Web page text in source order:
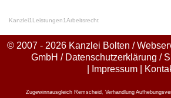
Kanzlei1 Leistungen1Arbeitsrecht
© 2007 - 2026 Kanzlei Bolten /
GmbH / Datenschutzerklärung /
Impressum
Zugewinnausgleich Remscheid Verhandlung